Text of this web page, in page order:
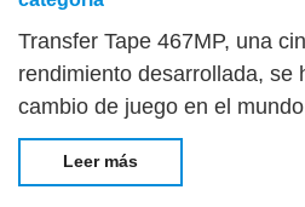
Transfer Tape 467MP, una
rendimiento desarrollada, se
cambio de juego en el
industriales. Con sus
versatilidad, la cinta de
Leer más